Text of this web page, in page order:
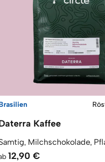
Kaffee
Milchschokolade,
12,90 €